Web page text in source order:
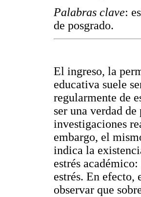
Palabras clave:
de posgrado.
El ingreso, la
educativa suele
regularmente de
ser una verdad
investigaciones
embargo, el
indica la
estrés
estrés. En efecto,
observar que